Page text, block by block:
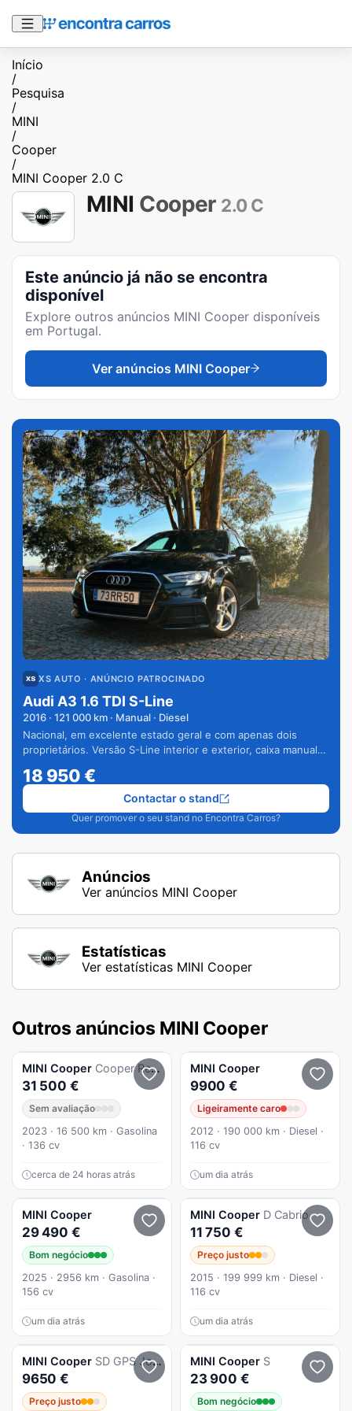
Início
/
Pesquisa
/
MINI
/
Cooper
/
MINI Cooper 2.0 C
MINI Cooper 2.0 C
Este anúncio já não se encontra
disponível
Explore outros anúncios MINI Cooper disponíveis
em Portugal.
Ver anúncios MINI Cooper
XS AUTO · ANÚNCIO PATROCINADO
Audi A3 1.6 TDI S-Line
2016 · 121 000 km · Manual · Diesel
Nacional, em excelente estado geral e com apenas dois
proprietários. Versão S-Line interior e exterior, caixa manual
18 950€
Quer promover o seu stand no Encontra Carros?
Contactar o stand
Anúncios
Ver anúncios MINI Cooper
Estatísticas
Ver estatísticas MINI Cooper
Outros anúncios MINI Cooper
MINI Cooper Cooper Resolute Edition Auto
31 500 €
Sem avaliação
2023 · 16 500 km · Gasolina
· 136 cv
cerca de 24 horas atrás
MINI Cooper
9900 €
Ligeiramente caro
2012 · 190 000 km · Diesel ·
116 cv
um dia atrás
MINI Cooper
29 490 €
Bom negócio
2025 · 2956 km · Gasolina ·
156 cv
um dia atrás
MINI Cooper D Cabrio
11 750 €
Preço justo
2015 · 199 999 km · Diesel ·
116 cv
um dia atrás
MINI Cooper SD GPS JohnWorks 143cv 2000CC
9650 €
Preço justo
MINI Cooper S
23 900 €
Bom negócio